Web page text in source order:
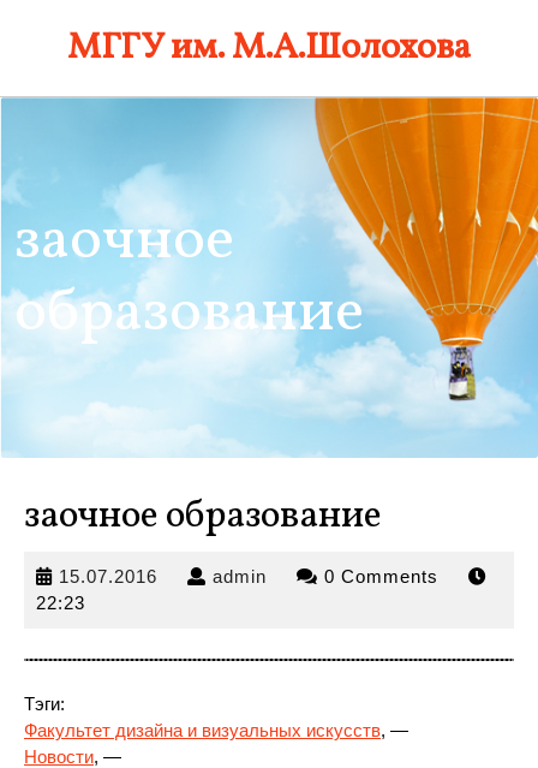
МГГУ им. М.А.Шолохова
заочное
образование
заочное образование
15.07.2016 15.07.2016
admin admin 0 Comments
22:23
Тэги:
Факультет дизайна и визуальных искусств, —
Новости, —